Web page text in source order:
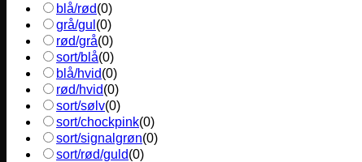
blå/rød(0)
grå/gul (0)
rød/grå(0)
sort/blå(0)
blå/hvid(0)
rød/hvid(0)
sort/sølv(0)
sort/chockpink(0)
sort/signalgrøn(0)
sort/rød/guld(0)